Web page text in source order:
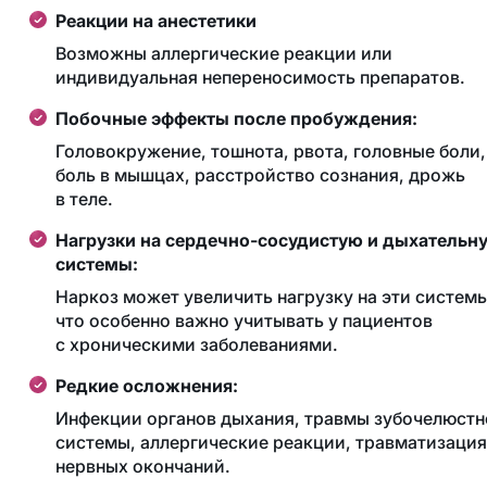
Реакции на анестетики
Возможны аллергические реакции или
индивидуальная непереносимость препаратов.
Побочные эффекты после пробуждения:
Головокружение, тошнота, рвота, головные боли,
боль в мышцах, расстройство сознания, дрожь
в теле.
Нагрузки на сердечно-сосудистую и
системы:
Наркоз может увеличить нагрузку на эти
что особенно важно учитывать у пациентов
с хроническими заболеваниями.
Редкие осложнения:
Инфекции органов дыхания, травмы
системы, аллергические реакции, травматизация
нервных окончаний.